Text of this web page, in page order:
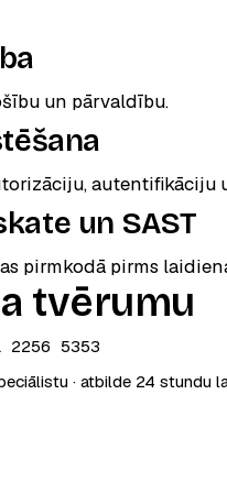
un pārvaldību.
autentifikāciju
un SAST
pirmkodā pirms
tvērumu
2256 5353
· atbilde 24 stundu